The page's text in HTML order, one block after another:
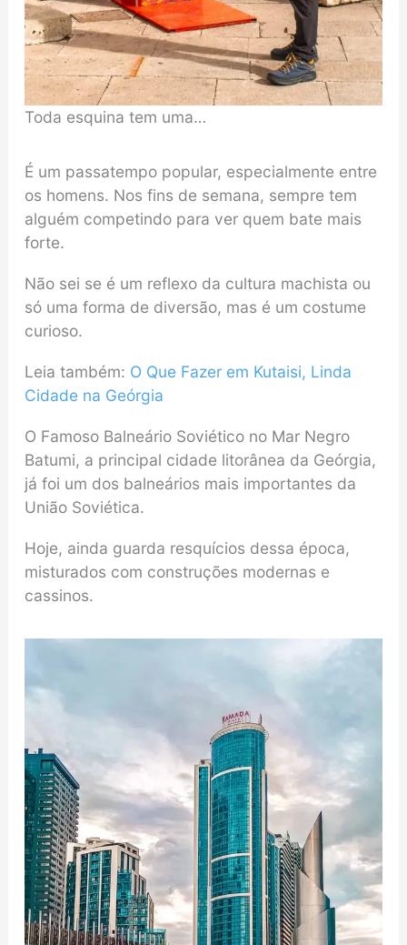
Toda esquina tem uma…
É um passatempo popular, especialmente entre
os homens. Nos fins de semana, sempre tem
alguém competindo para ver quem bate mais
forte.
Não sei se é um reflexo da cultura machista ou
só uma forma de diversão, mas é um costume
curioso.
Leia também: O Que Fazer em Kutaisi, Linda
Cidade na Geórgia
O Famoso Balneário Soviético no Mar Negro
Batumi, a principal cidade litorânea da Geórgia,
já foi um dos balneários mais importantes da
União Soviética.
Hoje, ainda guarda resquícios dessa época,
misturados com construções modernas e
cassinos.